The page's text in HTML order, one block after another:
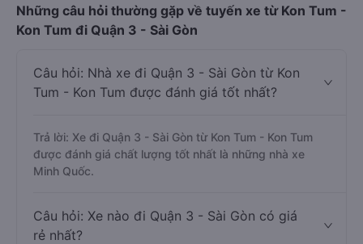
Những câu hỏi thường gặp về tuyến xe từ Kon Tum -
Kon Tum đi Quận 3 - Sài Gòn
Câu hỏi: Nhà xe đi Quận 3 - Sài Gòn từ Kon
Tum - Kon Tum được đánh giá tốt nhất?
Trả lời: Xe đi Quận 3 - Sài Gòn từ Kon Tum - Kon Tum
được đánh giá chất lượng tốt nhất là những nhà xe
Minh Quốc.
Câu hỏi: Xe nào đi Quận 3 - Sài Gòn có giá
rẻ nhất?